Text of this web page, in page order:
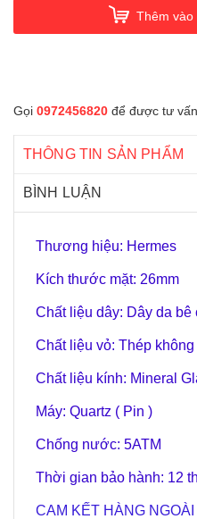
Thêm vào
Gọi 0972456820 để được tư
THÔNG TIN SẢN PHẨM
BÌNH LUẬN
Thương hiệu: Hermes
Kích thước mặt: 26mm
Chất liệu dây: Dây da bê
Chất liệu vỏ: Thép không
Chất liệu kính: Mineral
Máy: Quartz ( Pin )
Chống nước: 5ATM
Thời gian bảo hành: 12
CAM KẾT HÀNG